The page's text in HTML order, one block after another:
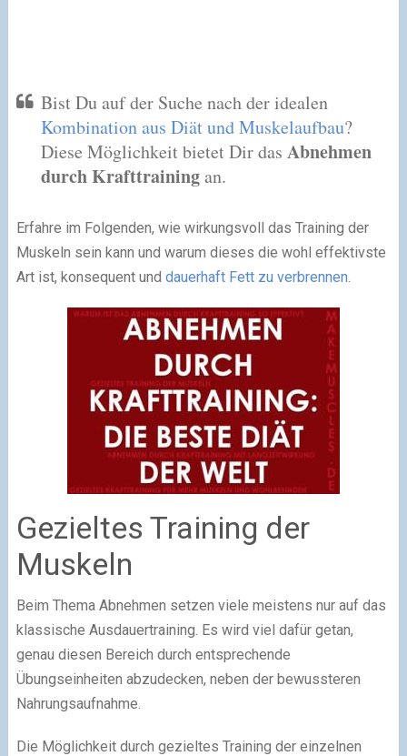
Bist Du auf der Suche nach der idealen
Kombination aus Diät und Muskelaufbau?
Diese Möglichkeit bietet Dir das Abnehmen
durch Krafttrainingan.
Erfahre im Folgenden, wie wirkungsvoll das Training der
Muskeln sein kann und warum dieses die wohl effektivste
Art ist, konsequent und dauerhaft Fett zu verbrennen
Gezieltes Training der
Muskeln
Beim Thema Abnehmen setzen viele meistens nur auf das
klassische Ausdauertraining. Es wird viel dafür getan,
genau diesen Bereich durch entsprechende
Übungseinheiten abzudecken, neben der bewussteren
Nahrungsaufnahme.
Die Möglichkeit durch gezieltes Training der einzelnen